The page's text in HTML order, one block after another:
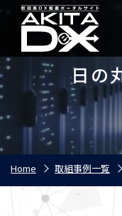
日の
Home 取組事例一覧